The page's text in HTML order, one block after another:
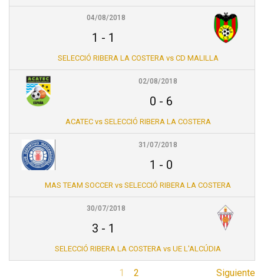
04/08/2018
1 - 1
SELECCIÓ RIBERA LA COSTERA vs CD MALILLA
02/08/2018
0 - 6
ACATEC vs SELECCIÓ RIBERA LA COSTERA
31/07/2018
1 - 0
MAS TEAM SOCCER vs SELECCIÓ RIBERA LA COSTERA
30/07/2018
3 - 1
SELECCIÓ RIBERA LA COSTERA vs UE L'ALCÚDIA
1 2 Siguiente